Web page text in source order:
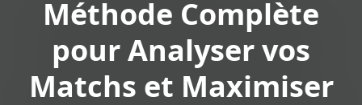
Méthode Complète
pour Analyser vos
Matchs et Maximiser